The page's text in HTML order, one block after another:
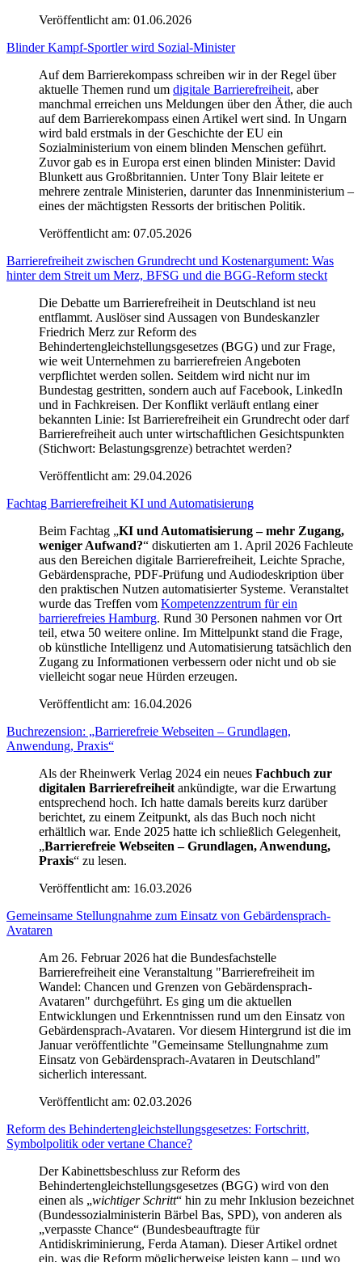
Veröffentlicht am: 01.06.2026
Blinder Kampf-Sportler wird Sozial-Minister
Auf dem Barrierekompass schreiben wir in der Regel über
aktuelle Themen rund um digitale Barrierefreiheit, aber
manchmal erreichen uns Meldungen über den Äther, die auch
auf dem Barrierekompass einen Artikel wert sind. In Ungarn
wird bald erstmals in der Geschichte der EU ein
Sozialministerium von einem blinden Menschen geführt.
Zuvor gab es in Europa erst einen blinden Minister: David
Blunkett aus Großbritannien. Unter Tony Blair leitete er
mehrere zentrale Ministerien, darunter das Innenministerium –
eines der mächtigsten Ressorts der britischen Politik.
Veröffentlicht am: 07.05.2026
Barrierefreiheit zwischen Grundrecht und Kostenargument: Was
hinter dem Streit um Merz, BFSG und die BGG-Reform steckt
Die Debatte um Barrierefreiheit in Deutschland ist neu
entflammt. Auslöser sind Aussagen von Bundeskanzler
Friedrich Merz zur Reform des
Behindertengleichstellungsgesetzes (BGG) und zur Frage,
wie weit Unternehmen zu barrierefreien Angeboten
verpflichtet werden sollen. Seitdem wird nicht nur im
Bundestag gestritten, sondern auch auf Facebook, LinkedIn
und in Fachkreisen. Der Konflikt verläuft entlang einer
bekannten Linie: Ist Barrierefreiheit ein Grundrecht oder darf
Barrierefreiheit auch unter wirtschaftlichen Gesichtspunkten
(Stichwort: Belastungsgrenze) betrachtet werden?
Veröffentlicht am: 29.04.2026
Fachtag Barrierefreiheit KI und Automatisierung
Beim Fachtag „KI und Automatisierung – mehr Zugang,
weniger Aufwand?“ diskutierten am 1. April 2026 Fachleute
aus den Bereichen digitale Barrierefreiheit, Leichte Sprache,
Gebärdensprache, PDF-Prüfung und Audiodeskription über
den praktischen Nutzen automatisierter Systeme. Veranstaltet
wurde das Treffen vom Kompetenzzentrum für ein
barrierefreies Hamburg. Rund 30 Personen nahmen vor Ort
teil, etwa 50 weitere online. Im Mittelpunkt stand die Frage,
ob künstliche Intelligenz und Automatisierung tatsächlich den
Zugang zu Informationen verbessern oder nicht und ob sie
vielleicht sogar neue Hürden erzeugen.
Veröffentlicht am: 16.04.2026
Buchrezension: „Barrierefreie Webseiten – Grundlagen,
Anwendung, Praxis“
Als der Rheinwerk Verlag 2024 ein neues Fachbuch zur
digitalen Barrierefreiheit ankündigte, war die Erwartung
entsprechend hoch. Ich hatte damals bereits kurz darüber
berichtet, zu einem Zeitpunkt, als das Buch noch nicht
erhältlich war. Ende 2025 hatte ich schließlich Gelegenheit,
„Barrierefreie Webseiten – Grundlagen, Anwendung,
Praxis“ zu lesen.
Veröffentlicht am: 16.03.2026
Gemeinsame Stellungnahme zum Einsatz von Gebärdensprach-
Avataren
Am 26. Februar 2026 hat die Bundesfachstelle
Barrierefreiheit eine Veranstaltung "Barrierefreiheit im
Wandel: Chancen und Grenzen von Gebärdensprach-
Avataren" durchgeführt. Es ging um die aktuellen
Entwicklungen und Erkenntnissen rund um den Einsatz von
Gebärdensprach-Avataren. Vor diesem Hintergrund ist die im
Januar veröffentlichte "Gemeinsame Stellungnahme zum
Einsatz von Gebärdensprach-Avataren in Deutschland"
sicherlich interessant.
Veröffentlicht am: 02.03.2026
Reform des Behindertengleichstellungsgesetzes: Fortschritt,
Symbolpolitik oder vertane Chance?
Der Kabinettsbeschluss zur Reform des
Behindertengleichstellungsgesetzes (BGG) wird von den
einen als „wichtiger Schritt“ hin zu mehr Inklusion bezeichnet
(Bundessozialministerin Bärbel Bas, SPD), von anderen als
„verpasste Chance“ (Bundesbeauftragte für
Antidiskriminierung, Ferda Ataman). Dieser Artikel ordnet
ein, was die Reform möglicherweise leisten kann – und wo